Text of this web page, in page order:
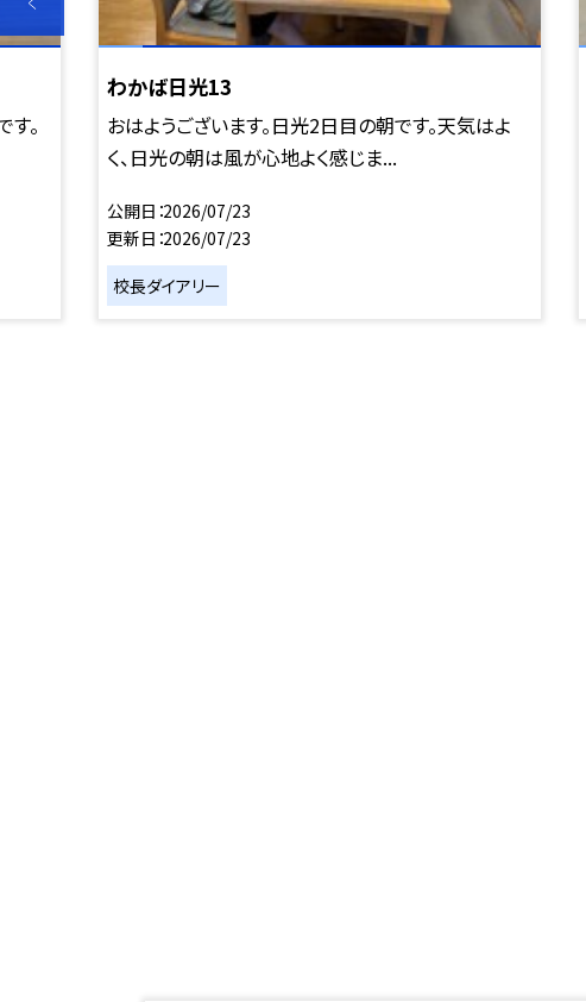
。
わかば日光13
おはようございます。日光2日目の朝です。天気はよ
く、日光の朝は風が心地よく感じま...
公開日 2026/07/23
更新日 2026/07/23
校長ダイアリー